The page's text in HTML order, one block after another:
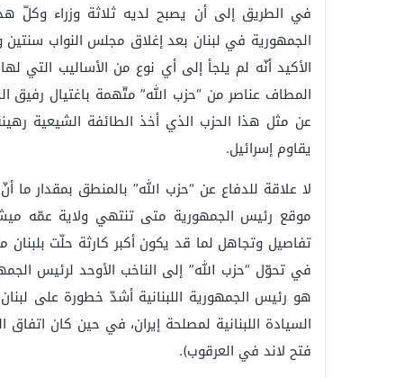
في الطريق إلى أن يصبح لديه ثلاثة وزراء وكلّ
الجمهورية في لبنان بعد إغلاق مجلس النواب
الأكيد أنّه لم يلجأ إلى أي نوع من الأساليب التي
عن مثل هذا الحزب الذي أخذ الطائفة الشيعية
يقاوم إسرائيل.
لا علاقة للدفاع عن “حزب الله” بالمنطق بمقدار
موقع رئيس الجمهورية متى تنتهي ولاية عمّه
في تحوّل “حزب الله” إلى الناخب الأوحد لرئيس
هو رئيس الجمهورية اللبنانية أشدّ خطورة على
السيادة اللبنانية لمصلحة إيران، في حين كان
فتح لاند في العرقوب).